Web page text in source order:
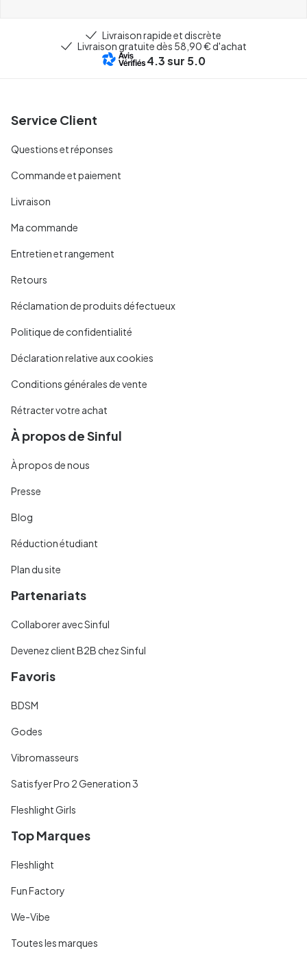
Livraison rapide et discrète
Livraison gratuite dès 58,90 € d'achat
4.3sur 5.0
Service Client
Questions et réponses
Commande et paiement
Livraison
Ma commande
Entretien et rangement
Retours
Réclamation de produits défectueux
Politique de confidentialité
Déclaration relative aux cookies
Conditions générales de vente
Rétracter votre achat
À propos de Sinful
À propos de nous
Presse
Blog
Réduction étudiant
Plan du site
Partenariats
Collaborer avec Sinful
Devenez client B2B chez Sinful
Favoris
BDSM
Godes
Vibromasseurs
Satisfyer Pro 2 Generation 3
Fleshlight Girls
Top Marques
Fleshlight
Fun Factory
We-Vibe
Toutes les marques